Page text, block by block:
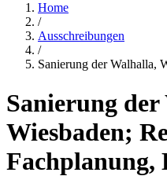
Home
/
Ausschreibungen
/
Sanierung der Walhalla,
Sanierung
Wiesbaden;
Fachplanung,